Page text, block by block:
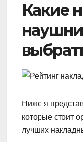
Какие
Ниже я
которые стоит
лучших